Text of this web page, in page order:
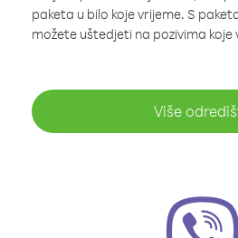
paketa u bilo koje vrijeme. S
možete uštedjeti na pozivima
Više